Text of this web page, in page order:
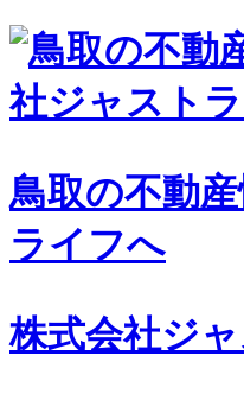
コ
テ
ン
ス
キ
ッ
プ
鳥取の不動
ライフへ
株式会社ジ